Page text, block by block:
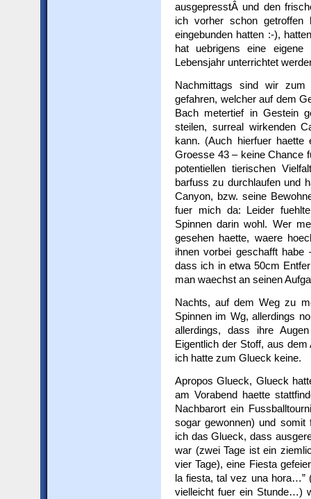
ausgepresstÂ und den
ich vorher schon
eingebunden hatten :-),
hat uebrigens eine
Lebensjahr unterrichtet
Nachmittags sind wir zum
gefahren, welcher auf dem
Bach metertief in Gestein
steilen, surreal wirkenden
kann. (Auch hierfuer
Groesse 43 – keine Chance
potentiellen tierischen
barfuss zu durchlaufen und
Canyon, bzw. seine
fuer mich da: Leider
Spinnen darin wohl. Wer
gesehen haette, waere
ihnen vorbei geschafft
dass ich in etwa 50cm
man waechst an seinen
Nachts, auf dem Weg zu
Spinnen im Wg, allerdings
allerdings, dass ihre
Eigentlich der Stoff, aus
ich hatte zum Glueck keine.
Apropos Glueck, Glueck
am Vorabend haette
Nachbarort ein
sogar gewonnen) und somit
ich das Glueck, dass
war (zwei Tage ist ein
vier Tage), eine Fiesta
la fiesta, tal vez una hora…”
vielleicht fuer ein Stunde…)